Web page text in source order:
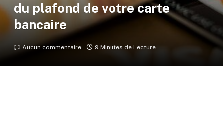
du plafond de votre carte
bancaire
Aucun commentaire 9 Minutes de Lecture